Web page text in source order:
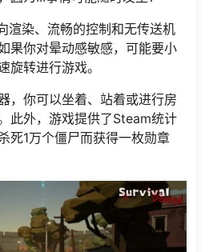
渲染、流畅的控制和无传送机
果你对晕动感敏感，可能要小
旋转进行游戏。
，你可以坐着、站着或进行房
此外，游戏提供了Steam统计
死1万个僵尸而获得一枚勋章